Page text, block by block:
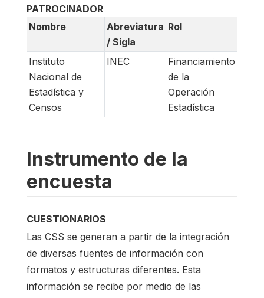
PATROCINADOR
Nombre
Abreviatura
/ Sigla
Rol
Instituto
Nacional de
Estadística y
Censos
INEC
Financiamiento
de la
Operación
Estadística
Instrumento de la
encuesta
CUESTIONARIOS
Las CSS se generan a partir de la integración
de diversas fuentes de información con
formatos y estructuras diferentes. Esta
información se recibe por medio de las